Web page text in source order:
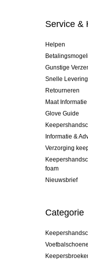
Service &
Helpen
Gunstige
Snelle Levering
Retourneren
Maat Informatie
Glove Guide
Informatie &
Verzorging
foam
Nieuwsbrief
Categorie